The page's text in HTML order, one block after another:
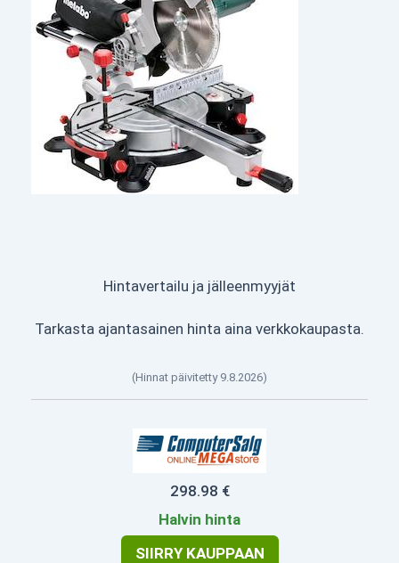
Hintavertailu ja jälleenmyyjät
Tarkasta ajantasainen hinta aina verkkokaupasta.
(Hinnat päivitetty 9.8.2026)
298.98 €
Halvin hinta
SIIRRY KAUPPAAN